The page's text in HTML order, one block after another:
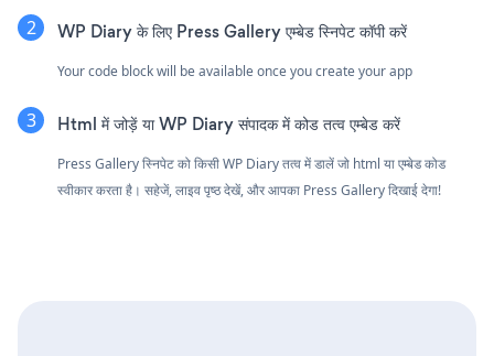
WP Diary के लिए Press Gallery एम्बेड स्निपेट कॉपी करें
Your code block will be available once you create your app
Html में जोड़ें या WP Diary संपादक में कोड तत्व एम्बेड करें
Press Gallery स्निपेट को किसी WP Diary तत्व में डालें जो html या एम्बेड कोड
स्वीकार करता है। सहेजें, लाइव पृष्ठ देखें, और आपका Press Gallery दिखाई देगा!